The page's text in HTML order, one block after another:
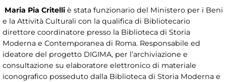
Maria Pia Critelli è stata funzionario del Ministero per i Beni
e la Attività Culturali con la qualifica di Bibliotecario
direttore coordinatore presso la Biblioteca di Storia
Moderna e Contemporanea di Roma. Responsabile ed
ideatore del progetto DIGIMA, per l’archiviazione e
consultazione su elaboratore elettronico di materiale
iconografico posseduto dalla Biblioteca di Storia Moderna e